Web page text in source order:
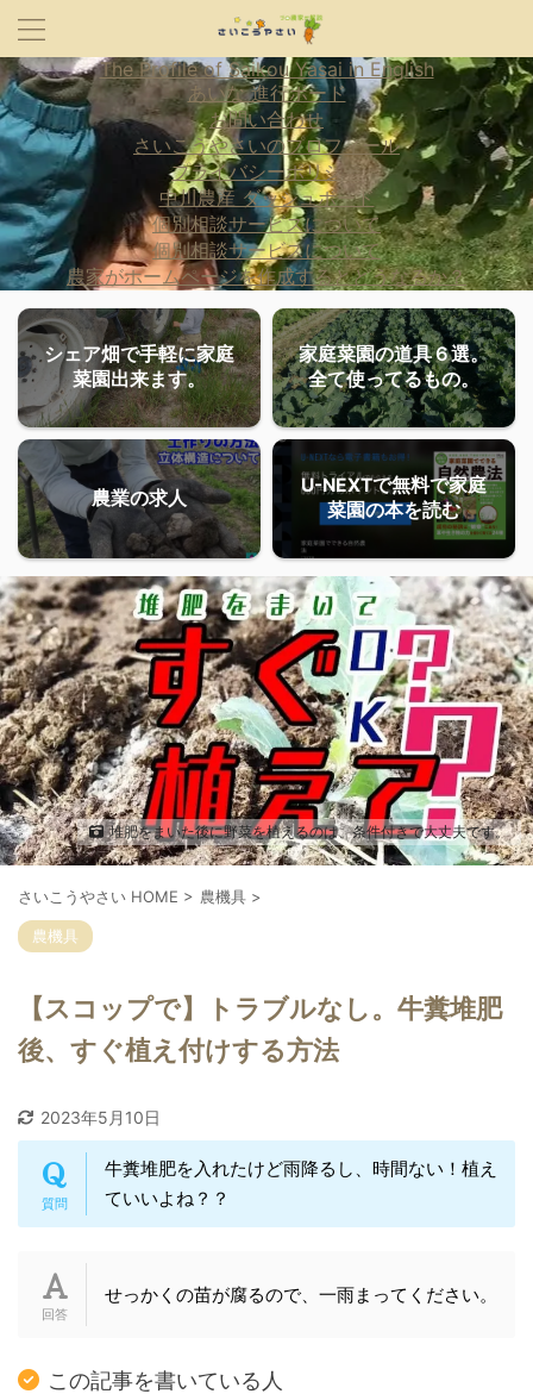
The Profile of Saikou Yasai in English
あいな 進行ボード
お問い合わせ
さいこうやさいのプロフィール
プライバシーポリシー
中川農産 ダッシュボード
個別相談サービスについて
個別相談サービスについて
農家がホームページを作成するとどうなるか？
シェア畑で手軽に家庭
菜園出来ます。
家庭菜園の道具６選。
全て使ってるもの。
農業の求人
U-NEXTで無料で家庭
菜園の本を読む
堆肥をまいた後に野菜を植えるのは、条件付きで大丈夫です。
さいこうやさい HOME > 農機具 >
農機具
【スコップで】トラブルなし。牛糞堆肥
後、すぐ植え付けする方法
2023年5月10日
牛糞堆肥を入れたけど雨降るし、時間ない！植え
ていいよね？？
せっかくの苗が腐るので、一雨まってください。
この記事を書いている人